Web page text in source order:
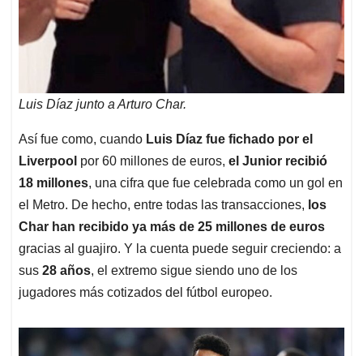
Luis Díaz junto a Arturo Char.
Así fue como, cuando Luis Díaz fue fichado por el
Liverpool por 60 millones de euros, el Junior recibió
18 millones, una cifra que fue celebrada como un gol en
el Metro. De hecho, entre todas las transacciones, los
Char han recibido ya más de 25 millones de euros
gracias al guajiro. Y la cuenta puede seguir creciendo: a
sus 28 años, el extremo sigue siendo uno de los
jugadores más cotizados del fútbol europeo.